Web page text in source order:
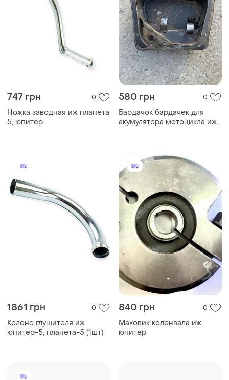
747 грн 0
Ножка заводная иж планета
5, юпитер
580 грн 0
Бардачок бардачек для
акумулятора мотоцикла иж
1861 грн 0
Колено глушителя иж
юпитер-5, планета-5 (1шт)
840 грн 0
Маховик коленвала иж
юпитер